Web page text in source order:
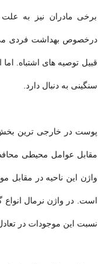
برخی مادران نیز به
درخصوص بهداشت فردی می
قبیل توصیه‌ های اشتباه.
سنگینی به دنبال دارد.
پوستدر خارجی ‌ترین بخش
مقابل عوامل محیطی
واژن این ناحیه در مقابل
است. در واژن نرمال
نسبت این موجودات در